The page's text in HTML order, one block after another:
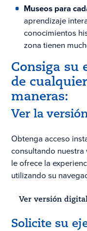
Museos para
aprendizaje
conocimientos
zona tienen
Consiga su
de
maneras:
Ver la
Obtenga acceso
consultando
le ofrece la
utilizando su
Ver versión
Solicite su